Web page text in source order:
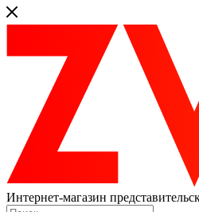
Интернет-магазин